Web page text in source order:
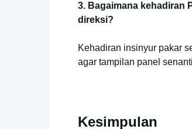
3. Bagaimana kehadiran
direksi?
Kehadiran insinyur pakar
agar tampilan panel
Kesimpulan